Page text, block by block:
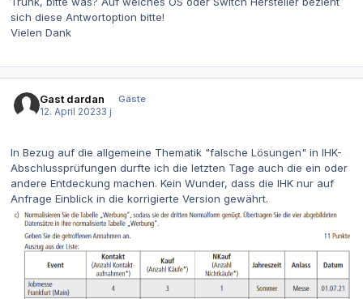
sich diese Antwortoption bitte!
Vielen Dank
Gast dardan
Gäste
12. April 20233 j
In Bezug auf die allgemeine Thematik "falsche Lösungen" in IHK-
Abschlussprüfungen durfte ich die letzten Tage auch die ein oder
andere Entdeckung machen. Kein Wunder, dass die IHK nur auf
Anfrage Einblick in die korrigierte Version gewährt.